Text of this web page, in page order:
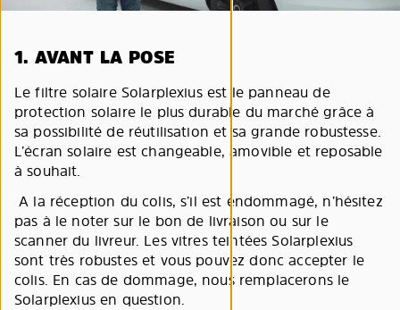
1. AVANT LA POSE
Le filtre solaire Solarplexius est le panneau de
protection solaire le plus durable du marché grâce à
sa possibilité de réutilisation et sa grande robustesse.
L’écran solaire est changeable, amovible et reposable
à souhait.
A la réception du colis, s’il est endommagé, n’hésitez
pas à le noter sur le bon de livraison ou sur le
scanner du livreur. Les vitres teintées Solarplexius
sont très robustes et vous pouvez donc accepter le
colis. En cas de dommage, nous remplacerons le
Solarplexius en question.